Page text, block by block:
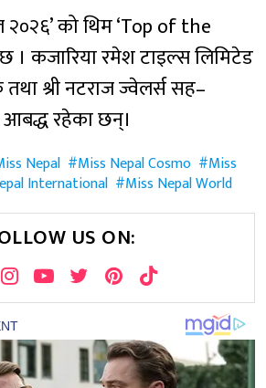
२०२६’ को थिम ‘Top of the
। कजारिया रमेश टाइल्स लिमिटेड
तथा श्री नटराज ज्वेलर्स सह–
रहेका छन्।
Nepal Miss Nepal Cosmo
Miss
International Miss Nepal World
US ON: